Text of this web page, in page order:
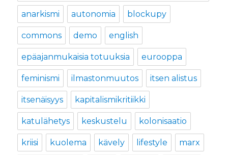
anarkismi autonomia blockupy
commons demo english
epäajanmukaisia totuuksia eurooppa
feminismi ilmastonmuutos itsen alistus
itsenäisyys kapitalismikritiikki
katulähetys keskustelu kolonisaatio
kriisi kuolema kävely lifestyle marx